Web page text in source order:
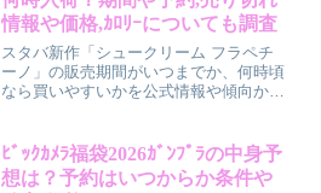
情報や価格,ｶﾛﾘｰについても調査
スタバ新作「シュークリーム フラペチ
ーノ」の販売期間がいつまでか、何時頃
なら買いやすいかを公式情報や傾向から
ツ、価格やサイズ、気になるカロリーや
甘さのポイントまで詳しくまとめまし
た。
ﾋﾞｯｸｶﾒﾗ福袋2026ｶﾞﾝﾌﾟﾗの中身予
想は？予約はいつからか条件や